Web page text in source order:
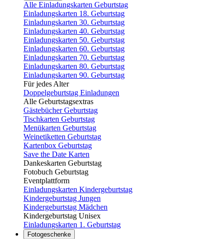
Alle Einladungskarten Geburtstag
Einladungskarten 18. Geburtstag
Einladungskarten 30. Geburtstag
Einladungskarten 40. Geburtstag
Einladungskarten 50. Geburtstag
Einladungskarten 60. Geburtstag
Einladungskarten 70. Geburtstag
Einladungskarten 80. Geburtstag
Einladungskarten 90. Geburtstag
Für jedes Alter
Doppelgeburtstag Einladungen
Alle Geburtstagsextras
Gästebücher Geburtstag
Tischkarten Geburtstag
Menükarten Geburtstag
Weinetiketten Geburtstag
Kartenbox Geburtstag
Save the Date Karten
Dankeskarten Geburtstag
Fotobuch Geburtstag
Eventplattform
Einladungskarten Kindergeburtstag
Kindergeburtstag Jungen
Kindergeburtstag Mädchen
Kindergeburtstag Unisex
Einladungskarten 1. Geburtstag
Fotogeschenke